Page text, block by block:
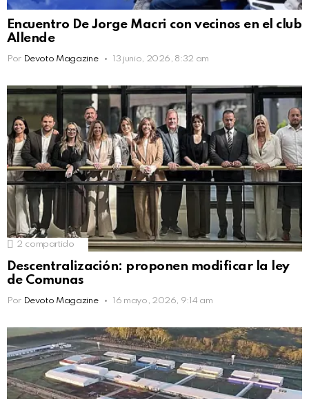
Encuentro De Jorge Macri con vecinos en el club
Allende
Por Devoto Magazine 13 junio, 2026, 8:32 am
2 compartido
Descentralización: proponen modificar la ley
de Comunas
Por Devoto Magazine 16 mayo, 2026, 9:14 am